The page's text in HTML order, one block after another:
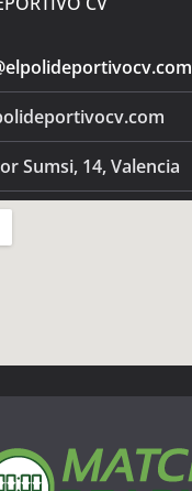
Sumsi, 14, Valencia